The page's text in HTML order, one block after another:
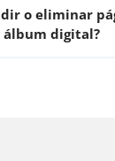
o eliminar
álbum digital?